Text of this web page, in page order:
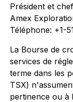
Président et
Amex
Téléphone: +1-
La Bourse de
services de
terme dans les
TSX)
pertinence ou à